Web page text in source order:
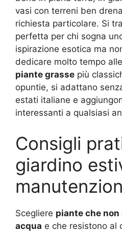
vasi con terreni ben
richiesta particolare. Si
perfetta per chi sogna
ispirazione esotica ma
dedicare molto tempo
piante grasse più
opuntie, si adattano
estati italiane e
interessanti a qualsiasi
Consigli
giardino
Scegliere piante che
acqua e che resistono al